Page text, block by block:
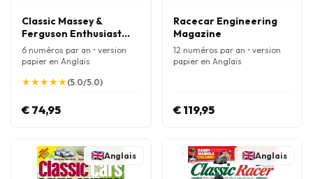
Classic Massey &
Ferguson Enthusiast
Magazine
6 numéros par an • version
papier en Anglais
★
★★
★★
★★
★★
★(5.0/5.0)
€ 74,95
Racecar Engineering
Magazine
12 numéros par an • version
papier en Anglais
€ 119,95
Anglais Anglais